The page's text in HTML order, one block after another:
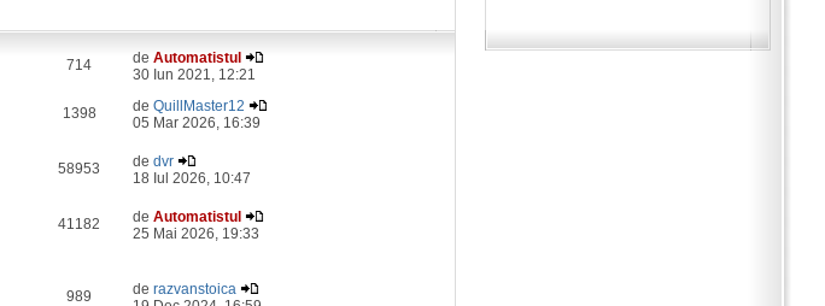
714 deAutomatistul
30 Iun 2021, 12:21
1398 deQuillMaster12
05 Mar 2026, 16:39
58953 dedvr
18 Iul 2026, 10:47
41182 deAutomatistul
25 Mai 2026, 19:33
989 derazvanstoica